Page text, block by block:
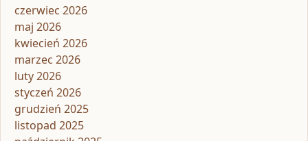
czerwiec 2026
maj 2026
kwiecień 2026
marzec 2026
luty 2026
styczeń 2026
grudzień 2025
listopad 2025